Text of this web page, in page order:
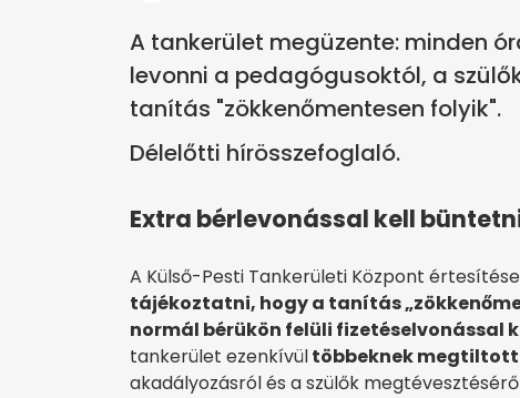
A tankerület megüzente: minden
levonni a pedagógusoktól, a
tanítás "zökkenőmentesen folyik".
Délelőtti hírösszefoglaló.
Extra bérlevonással kell
A Külső-Pesti Tankerületi Központ
tájékoztatni, hogy a tanítás
normál bérükön felüli fizetéselvonással
tankerület ezenkívültöbbeknek
akadályozásról és a szülők